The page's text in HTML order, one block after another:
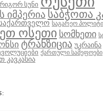
სუნი
იმპერია საბჭოთა
საგარეო
ოსეთი სომხეთი
ტრანზიცია უკრაინა
ქართული სამეფოები